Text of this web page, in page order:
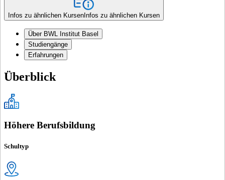
Infos zu ähnlichen Kursen Infos zu ähnlichen Kursen
Über BWL Institut Basel
Studiengänge
Erfahrungen
Überblick
Höhere Berufsbildung
Schultyp